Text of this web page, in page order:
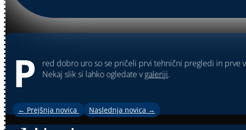
P
red dobro uro so se pričeli prvi tehnični pregledi in prve
Nekaj slik si lahko ogledate vgaleriji.
← Prejšnja novica Naslednja novica →